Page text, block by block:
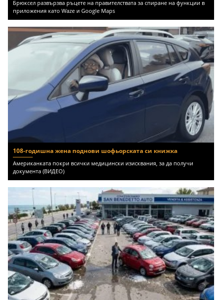
Брюксел развързва ръцете на правителствата за спиране на функции в
приложения като Waze и Google Maps
108-годишна жена поднови шофьорската си книжка
Американката покри всички медицински изисквания, за да получи
документа (ВИДЕО)